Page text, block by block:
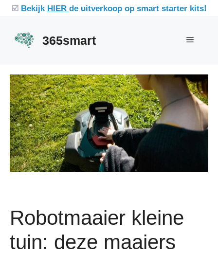
inhoud
☑️ Bekijk HIER de uitverkoop op smart starter kits!
365smart Menu
Robotmaaier kleine
tuin: deze maaiers